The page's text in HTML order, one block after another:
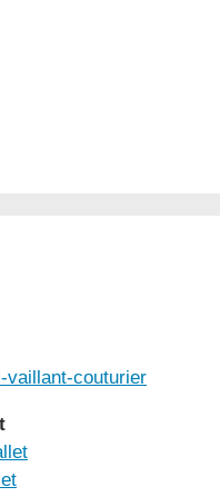
vaillant-couturier